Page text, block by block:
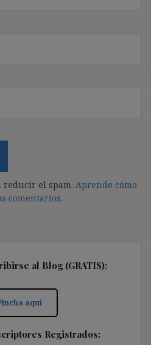
reducir el spam. Aprende cómo
comentarios.
al Blog (GRATIS):
aquí
Registrados: